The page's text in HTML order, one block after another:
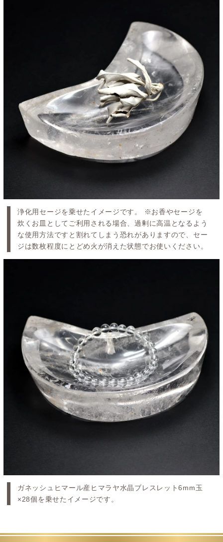
浄化用セージを乗せたイメージです。 ※お香やセージを
炊くお皿としてご利用される場合、過剰に高温となるよう
な使用方法ですと割れてしまう恐れがありますので、セー
ジは数枚程度にとどめ火が消えた状態でお使いください。
ガネッシュヒマール産ヒマラヤ水晶ブレスレット6mm玉
×28個を乗せたイメージです。